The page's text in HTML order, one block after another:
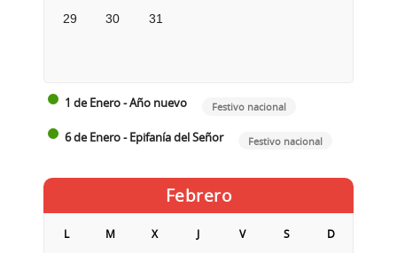
29 30 31
1 de Enero - Año nuevo Festivo nacional
6 de Enero - Epifanía del Señor Festivo nacional
Febrero
L M X J V S D